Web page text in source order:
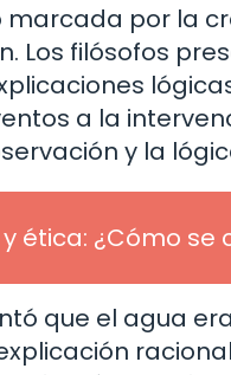
marcada por la
Los filósofos
a la
y la
ética: ¿Cómo se
que el agua